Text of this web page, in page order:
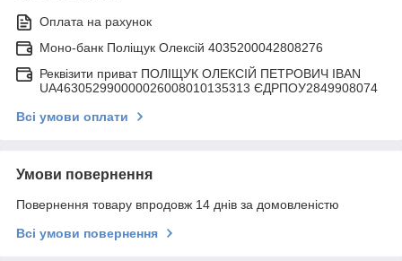
Оплата на рахунок
Моно-банк Поліщук Олексій 4035200042808276
Реквізити приват ПОЛІЩУК ОЛЕКСІЙ ПЕТРОВИЧ IBAN
UA463052990000026008010135313 ЄДРПОУ2849908074
Всі умови оплати
Умови повернення
Повернення товару впродовж 14 днів за домовленістю
Всі умови повернення